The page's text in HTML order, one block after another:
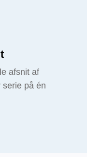
afsnit af
på én